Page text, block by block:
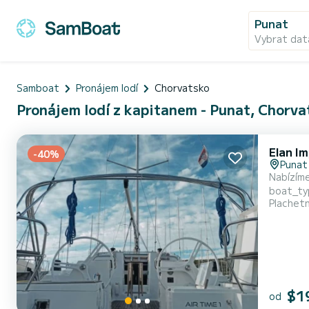
Punat
Vybrat
Samboat Pronájem lodí Chorvatsko
Pronájem lodí z kapitanem - Punat,
-40% Elan
Punat
boat_type
na lodi:
od